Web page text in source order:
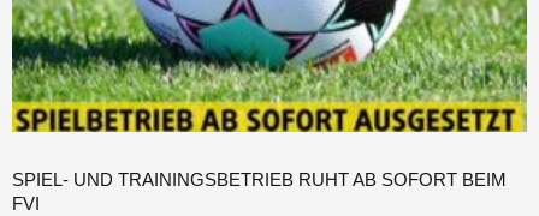
SPIEL- UND TRAININGSBETRIEB RUHT AB SOFORT BEIM
FVI